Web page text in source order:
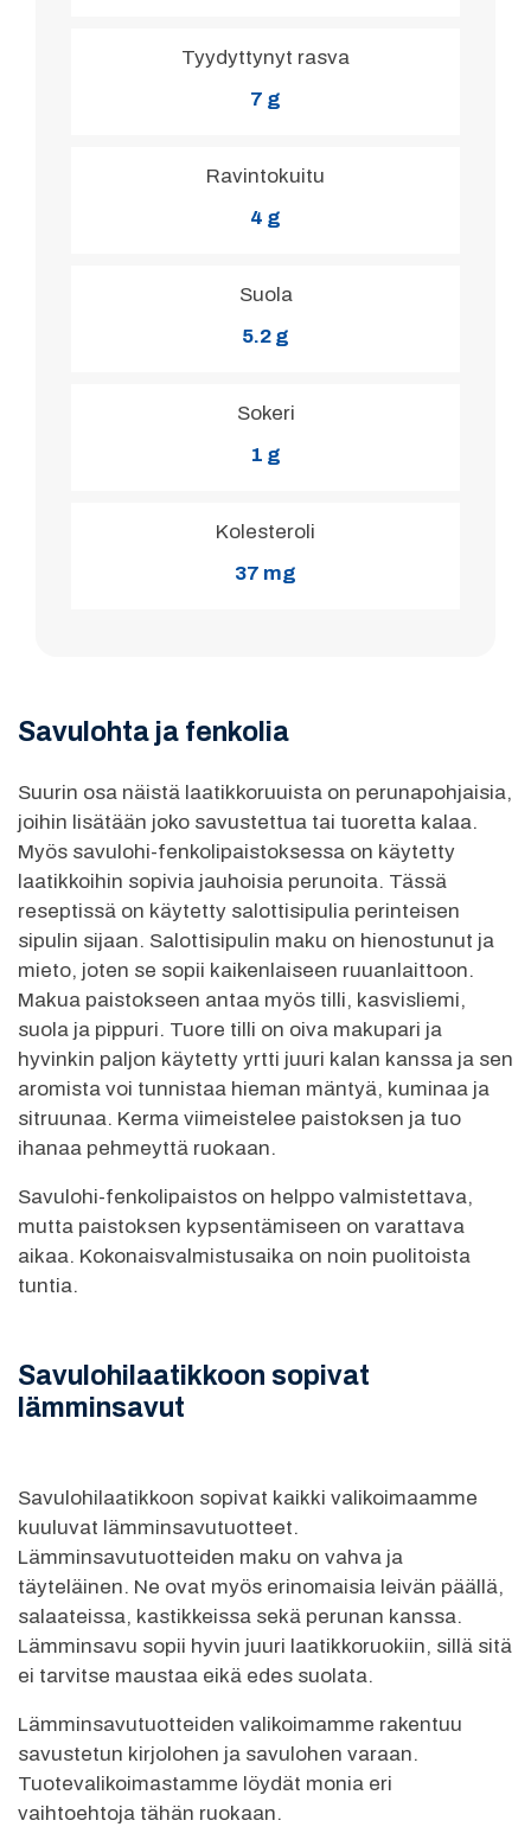
Tyydyttynyt rasva
7 g
Ravintokuitu
4 g
Suola
5.2 g
Sokeri
1 g
Kolesteroli
37 mg
Savulohta ja fenkolia
Suurin osa näistä laatikkoruuista on perunapohjaisia,
joihin lisätään joko savustettua tai tuoretta kalaa.
Myös savulohi-fenkolipaistoksessa on käytetty
laatikkoihin sopivia jauhoisia perunoita. Tässä
reseptissä on käytetty salottisipulia perinteisen
sipulin sijaan. Salottisipulin maku on hienostunut ja
mieto, joten se sopii kaikenlaiseen ruuanlaittoon.
Makua paistokseen antaa myös tilli, kasvisliemi,
suola ja pippuri. Tuore tilli on oiva makupari ja
hyvinkin paljon käytetty yrtti juuri kalan kanssa ja sen
aromista voi tunnistaa hieman mäntyä, kuminaa ja
sitruunaa. Kerma viimeistelee paistoksen ja tuo
ihanaa pehmeyttä ruokaan.
Savulohi-fenkolipaistos on helppo valmistettava,
mutta paistoksen kypsentämiseen on varattava
aikaa. Kokonaisvalmistusaika on noin puolitoista
tuntia.
Savulohilaatikkoon sopivat
lämminsavut
Savulohilaatikkoon sopivat kaikki valikoimaamme
kuuluvat lämminsavutuotteet.
Lämminsavutuotteiden maku on vahva ja
täyteläinen. Ne ovat myös erinomaisia leivän päällä,
salaateissa, kastikkeissa sekä perunan kanssa.
Lämminsavu sopii hyvin juuri laatikkoruokiin, sillä sitä
ei tarvitse maustaa eikä edes suolata.
Lämminsavutuotteiden valikoimamme rakentuu
savustetun kirjolohen ja savulohen varaan.
Tuotevalikoimastamme löydät monia eri
vaihtoehtoja tähän ruokaan.